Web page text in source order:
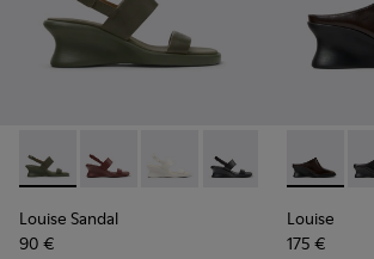
Louise Sandal - K201915-004 -
Louise Sandal - K201915-003 -
Louise Sandal - K201915-
Louise Sandal -
Louise Sandal
90 €
Louise -
Louise
175 €